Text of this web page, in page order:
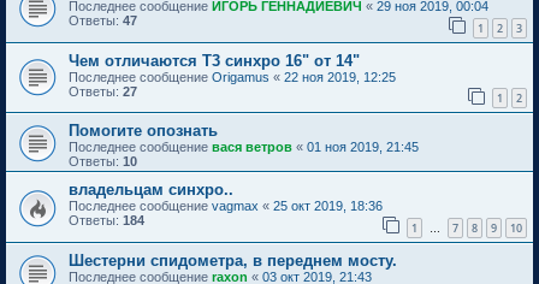
Последнее сообщение ИГОРЬ ГЕННАДИЕВИЧ « 29 ноя 2019, 00:04
Ответы: 47 1 2 3
Чем отличаются Т3 синхро 16" от 14"
Последнее сообщение Origamus « 22 ноя 2019, 12:25
Ответы: 27 1 2
Помогите опознать
Последнее сообщение вася ветров « 01 ноя 2019, 21:45
Ответы: 10
владельцам синхро..
Последнее сообщение vagmax « 25 окт 2019, 18:36
Ответы: 184 1 … 7 8 9 10
Шестерни спидометра, в переднем мосту.
Последнее сообщение raxon « 03 окт 2019, 21:43